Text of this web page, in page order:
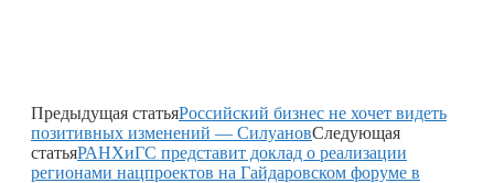
Предыдущая статьяРоссийский бизнес не хочет видеть
позитивных изменений — СилуановСледующая
статьяРАНХиГС представит доклад о реализации
регионами нацпроектов на Гайдаровском форуме в